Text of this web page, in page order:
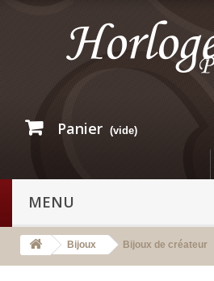
Panier (vide)
MENU
Bijoux Bijoux de créateur